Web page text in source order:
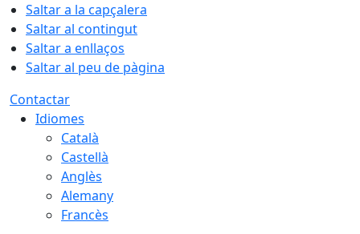
Saltar a la capçalera
Saltar al contingut
Saltar a enllaços
Saltar al peu de pàgina
Contactar
Idiomes
Català
Castellà
Anglès
Alemany
Francès